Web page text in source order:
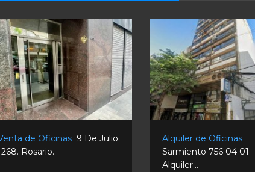
de Oficinas 9 De Julio
Rosario.
Alquiler de Oficinas
Sarmiento 756 04 01 -
Alquiler...